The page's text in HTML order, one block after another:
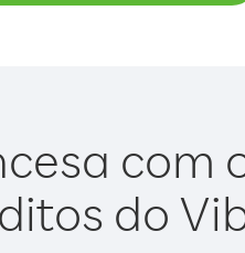
com
do